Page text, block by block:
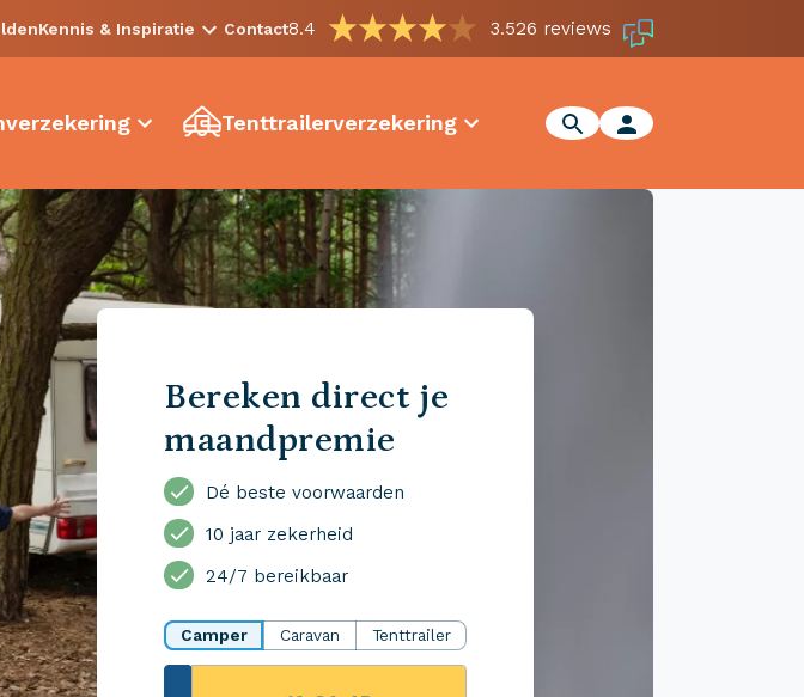
Kennis & Inspiratie Contact8.4 3.526 reviews
Tenttrailerverzekering
Bereken direct je
maandpremie
Dé beste voorwaarden
10 jaar zekerheid
24/7 bereikbaar
Camper Caravan Tenttrailer